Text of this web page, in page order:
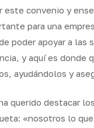
este convenio y
para una
poder apoyar a las
y aquí es donde
ayudándolos y
querido destacar
«nosotros lo